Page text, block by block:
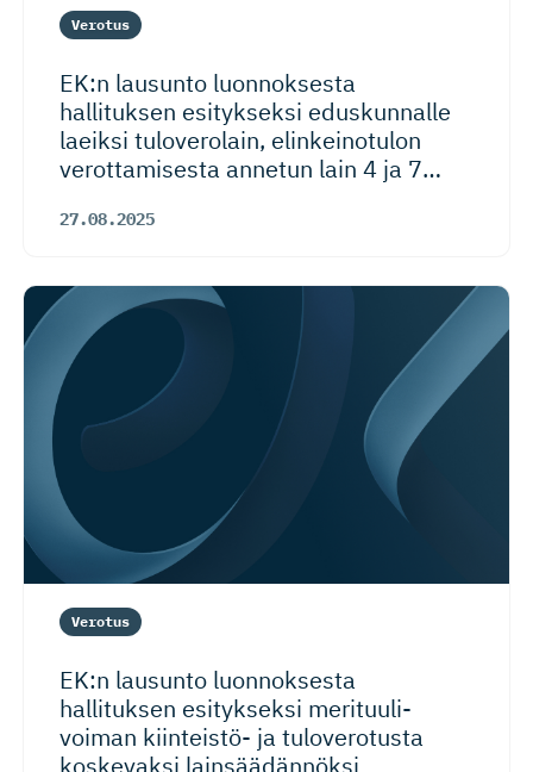
Verotus
EK:n lausunto luonnoksesta
hallituksen esitykseksi eduskunnalle
laeiksi tuloverolain, elinkeinotulon
verottamisesta annetun lain 4 ja 7…
27.08.2025
Verotus
EK:n lausunto luonnoksesta
hallituksen esitykseksi merituuli­
voiman kiinteistö- ja tuloverotusta
koskevaksi lainsäädännöksi